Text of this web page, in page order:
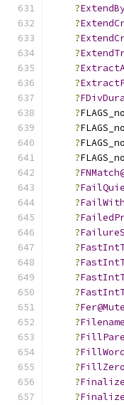
?
?
?
?
?
?
?
?
?
?
?
?
?
?
?
?
?
?
?
?
?
?
?
?
?
?
?